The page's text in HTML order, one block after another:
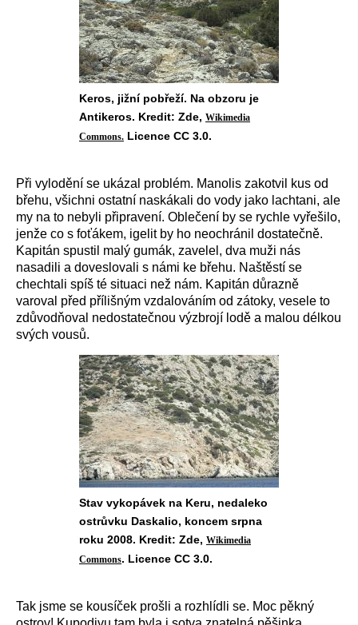
Keros, jižní pobřeží. Na obzoru je
Antikeros. Kredit: Zde, Wikimedia
Commons. Licence CC 3.0.
Při vylodění se ukázal problém. Manolis zakotvil kus od
břehu, všichni ostatní naskákali do vody jako lachtani, ale
my na to nebyli připravení. Oblečení by se rychle vyřešilo,
jenže co s foťákem, igelit by ho neochránil dostatečně.
Kapitán spustil malý gumák, zavelel, dva muži nás
nasadili a doveslovali s námi ke břehu. Naštěstí se
chechtali spíš té situaci než nám. Kapitán důrazně
varoval před přílišným vzdalováním od zátoky, vesele to
zdůvodňoval nedostatečnou výzbrojí lodě a malou délkou
svých vousů.
Stav vykopávek na Keru, nedaleko
ostrůvku Daskalio, koncem srpna
roku 2008. Kredit: Zde, Wikimedia
Commons. Licence CC 3.0.
Tak jsme se kousíček prošli a rozhlídli se. Moc pěkný